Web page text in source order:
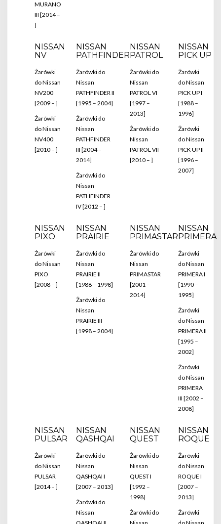
MURANO
III [2014 –
]
NISSAN
NV
Żarówki
do Nissan
NV200
[2009 – ]
Żarówki
do Nissan
NV400
[2010 – ]
NISSAN
PATHFINDER
Żarówki do
Nissan
PATHFINDER II
[1995 – 2004]
Żarówki do
Nissan
PATHFINDER
III [2004 –
2014]
Żarówki do
Nissan
PATHFINDER
IV [2012 – ]
NISSAN
PATROL
Żarówki do
Nissan
PATROL VI
[1997 –
2013]
Żarówki do
Nissan
PATROL VII
[2010 – ]
NISSAN
PICK UP
Żarówki
do Nissan
PICK UP I
[1988 –
1996]
Żarówki
do Nissan
PICK UP II
[1996 –
2007]
NISSAN
PIXO
Żarówki
do Nissan
PIXO
[2008 – ]
NISSAN
PRAIRIE
Żarówki do
Nissan
PRAIRIE II
[1988 – 1998]
Żarówki do
Nissan
PRAIRIE III
[1998 – 2004]
NISSAN
PRIMASTAR
Żarówki do
Nissan
PRIMASTAR
[2001 –
2014]
NISSAN
PRIMERA
Żarówki
do Nissan
PRIMERA I
[1990 –
1995]
Żarówki
do Nissan
PRIMERA II
[1995 –
2002]
Żarówki
do Nissan
PRIMERA
III [2002 –
2008]
NISSAN
PULSAR
Żarówki
do Nissan
PULSAR
[2014 – ]
NISSAN
QASHQAI
Żarówki do
Nissan
QASHQAI I
[2007 – 2013]
Żarówki do
Nissan
NISSAN
QUEST
Żarówki do
Nissan
QUEST I
[1992 –
1998]
Żarówki do
NISSAN
ROQUE
Żarówki
do Nissan
ROQUE I
[2007 –
2013]
Żarówki